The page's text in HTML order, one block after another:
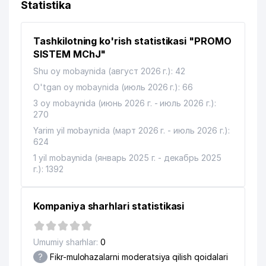
13 INTERORGRES-INJINIRING QK MChJ 457 м
15
UMUMIY O'RTA TA'LIM MAKTABI
№179
17
18 KASIMOV HOLDING MChJ
Statistika
Tashkilotning ko'rish statistikasi "PROMO
SISTEM MChJ"
Shu oy mobaynida (август 2026 г.): 42
O'tgan oy mobaynida (июль 2026 г.): 66
3 oy mobaynida (июнь 2026 г. - июль 2026 г.):
270
Yarim yil mobaynida (март 2026 г. - июль 2026 г.):
624
1 yil mobaynida (январь 2025 г. - декабрь 2025
г.): 1392
Kompaniya sharhlari statistikasi
Umumiy sharhlar: 0
? Fikr-mulohazalarni moderatsiya qilish qoidalari